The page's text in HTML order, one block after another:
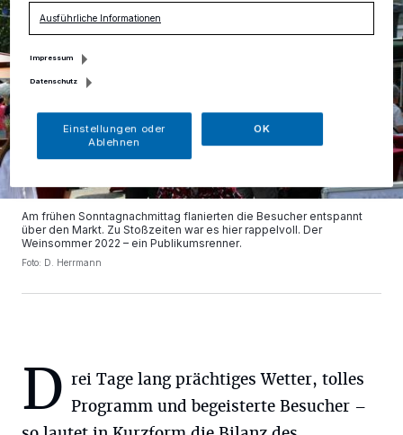
Am frühen Sonntagnachmittag flanierten die Besucher entspannt
über den Markt. Zu Stoßzeiten war es hier rappelvoll. Der
Weinsommer 2022 – ein Publikumsrenner.
Foto: D. Herrmann
D rei Tage lang prächtiges Wetter, tolles
Programm und begeisterte Besucher –
Ausführliche Informationen
Impressum
Datenschutz
Einstellungen oder
Ablehnen
OK